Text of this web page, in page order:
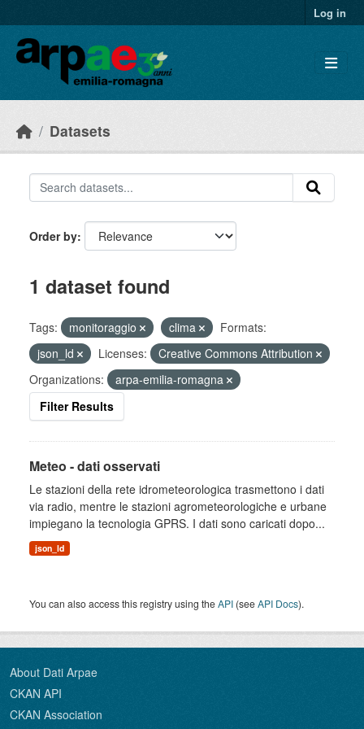
Log in
Datasets
Order by
1 dataset found
Tags: monitoraggio clima
Formats:
json_ld
Licenses:
Creative Commons Attribution
Organizations:
arpa-emilia-romagna
Filter Results
Meteo - dati osservati
Le stazioni della rete idrometeorologica trasmettono i dati
via radio, mentre le stazioni agrometeorologiche e urbane
impiegano la tecnologia GPRS. I dati sono caricati dopo...
json_ld
You can also access this registry using theAPI (seeAPI Docs).
About Dati Arpae
CKAN API
CKAN Association